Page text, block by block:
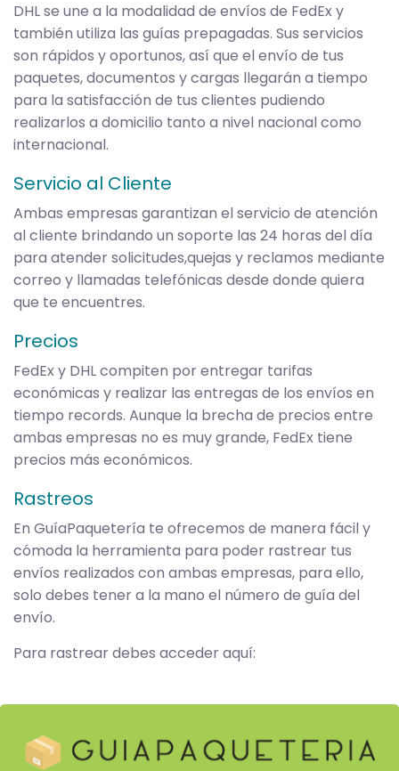
DHL se une a la modalidad de envíos de FedEx y
también utiliza las guías prepagadas. Sus servicios
son rápidos y oportunos, así que el envío de tus
paquetes, documentos y cargas llegarán a tiempo
para la satisfacción de tus clientes pudiendo
realizarlos a domicilio tanto a nivel nacional como
internacional.
Servicio al Cliente
Ambas empresas garantizan el servicio de atención
al cliente brindando un soporte las 24 horas del día
para atender solicitudes,quejas y reclamos mediante
correo y llamadas telefónicas desde donde quiera
que te encuentres.
Precios
FedEx y DHL compiten por entregar tarifas
económicas y realizar las entregas de los envíos en
tiempo records. Aunque la brecha de precios entre
ambas empresas no es muy grande, FedEx tiene
precios más económicos.
Rastreos
En GuíaPaquetería te ofrecemos de manera fácil y
cómoda la herramienta para poder rastrear tus
envíos realizados con ambas empresas, para ello,
solo debes tener a la mano el número de guía del
envío.
Para rastrear debes acceder aquí: